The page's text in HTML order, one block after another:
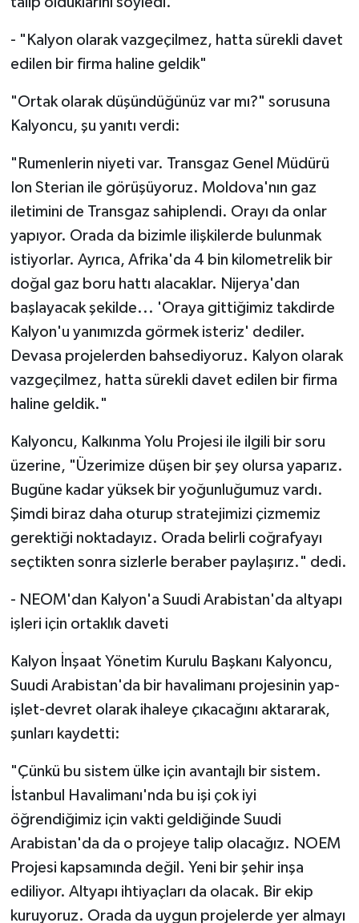
- "Kalyon olarak vazgeçilmez, hatta sürekli davet
edilen bir firma haline geldik"
"Ortak olarak düşündüğünüz var mı?" sorusuna
Kalyoncu, şu yanıtı verdi:
"Rumenlerin niyeti var. Transgaz Genel Müdürü
Ion Sterian ile görüşüyoruz. Moldova'nın gaz
iletimini de Transgaz sahiplendi. Orayı da onlar
yapıyor. Orada da bizimle ilişkilerde bulunmak
istiyorlar. Ayrıca, Afrika'da 4 bin kilometrelik bir
doğal gaz boru hattı alacaklar. Nijerya'dan
başlayacak şekilde... 'Oraya gittiğimiz takdirde
Kalyon'u yanımızda görmek isteriz' dediler.
Devasa projelerden bahsediyoruz. Kalyon olarak
vazgeçilmez, hatta sürekli davet edilen bir firma
haline geldik."
Kalyoncu, Kalkınma Yolu Projesi ile ilgili bir soru
üzerine, "Üzerimize düşen bir şey olursa yaparız.
Bugüne kadar yüksek bir yoğunluğumuz vardı.
Şimdi biraz daha oturup stratejimizi çizmemiz
gerektiği noktadayız. Orada belirli coğrafyayı
seçtikten sonra sizlerle beraber paylaşırız." dedi.
- NEOM'dan Kalyon'a Suudi Arabistan'da altyapı
işleri için ortaklık daveti
Kalyon İnşaat Yönetim Kurulu Başkanı Kalyoncu,
Suudi Arabistan'da bir havalimanı projesinin yap-
işlet-devret olarak ihaleye çıkacağını aktararak,
şunları kaydetti:
"Çünkü bu sistem ülke için avantajlı bir sistem.
İstanbul Havalimanı'nda bu işi çok iyi
öğrendiğimiz için vakti geldiğinde Suudi
Arabistan'da da o projeye talip olacağız. NOEM
Projesi kapsamında değil. Yeni bir şehir inşa
ediliyor. Altyapı ihtiyaçları da olacak. Bir ekip
kuruyoruz. Orada da uygun projelerde yer almayı